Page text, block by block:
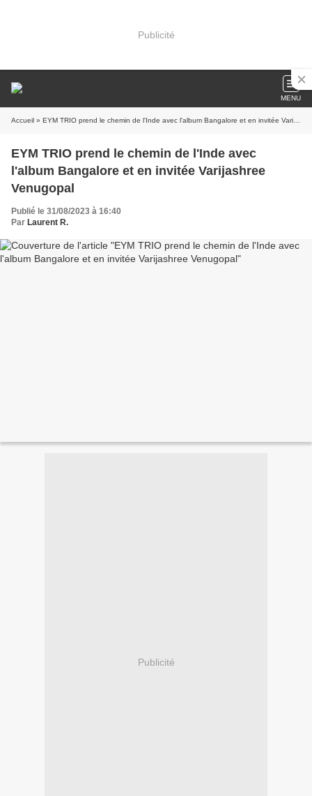
Publicité
MENU
Accueil » EYM TRIO prend le chemin de l'Inde avec l'album Bangalore et en invitée Varijashree Venugopal
EYM TRIO prend le chemin de l'Inde avec
l'album Bangalore et en invitée Varijashree
Venugopal
Publié le 31/08/2023 à 16:40
Par Laurent R.
Publicité